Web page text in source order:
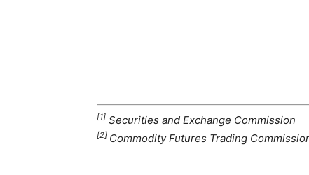
[1] Securities and Exchange Commission
[2] Commodity Futures Trading